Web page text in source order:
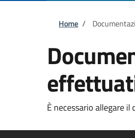
Briciole
Home /
È necessario allegare